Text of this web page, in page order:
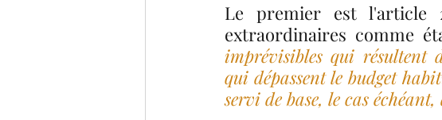
Le premier est
extraordinaires comme
imprévisibles qui résultent
qui dépassent le budget
servi de base, le cas